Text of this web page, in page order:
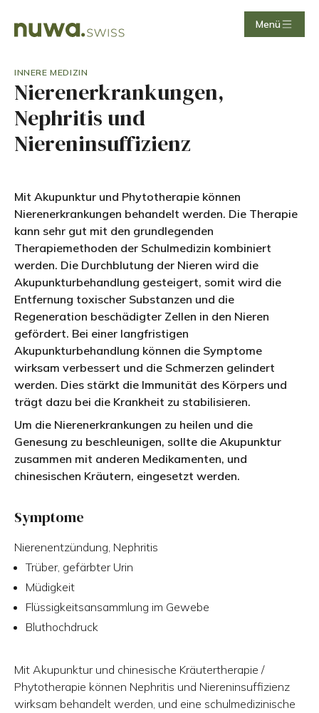
Menü
INNERE MEDIZIN
Nierenerkrankungen,
Nephritis und
Niereninsuffizienz
Mit Akupunktur und Phytotherapie können
Nierenerkrankungen behandelt werden. Die Therapie
kann sehr gut mit den grundlegenden
Therapiemethoden der Schulmedizin kombiniert
werden. Die Durchblutung der Nieren wird die
Akupunkturbehandlung gesteigert, somit wird die
Entfernung toxischer Substanzen und die
Regeneration beschädigter Zellen in den Nieren
gefördert. Bei einer langfristigen
Akupunkturbehandlung können die Symptome
wirksam verbessert und die Schmerzen gelindert
werden. Dies stärkt die Immunität des Körpers und
trägt dazu bei die Krankheit zu stabilisieren.
Um die Nierenerkrankungen zu heilen und die
Genesung zu beschleunigen, sollte die Akupunktur
zusammen mit anderen Medikamenten, und
chinesischen Kräutern, eingesetzt werden.
Symptome
Nierenentzündung, Nephritis
Trüber, gefärbter Urin
Müdigkeit
Flüssigkeitsansammlung im Gewebe
Bluthochdruck
Mit Akupunktur und chinesische Kräutertherapie /
Phytotherapie können Nephritis und Niereninsuffizienz
wirksam behandelt werden, und eine schulmedizinische